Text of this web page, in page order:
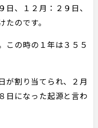
、１２月：２９日、
のです。
この時の１年は３５５
が割り当てられ、２月
日になった起源と言わ